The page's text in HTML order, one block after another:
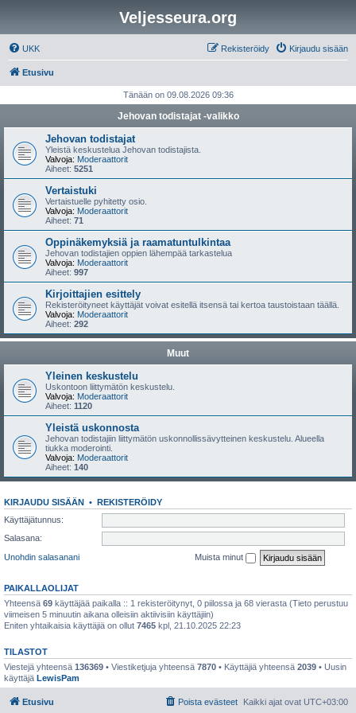
Veljesseura.org
UKK Kirjaudu sisään
Rekisteröidy
Etusivu
Tänään on 09.08.2026 09:36
Jehovan todistajat -valikko
Jehovan todistajat
Yleistä keskustelua Jehovan todistajista.
Valvoja: Moderaattorit
Aiheet: 5251
Vertaistuki
Vertaistuelle pyhitetty osio.
Valvoja: Moderaattorit
Aiheet: 71
Oppinäkemyksiä ja raamatuntulkintaa
Jehovan todistajien oppien lähempää tarkastelua
Valvoja: Moderaattorit
Aiheet: 997
Kirjoittajien esittely
Rekisteröityneet käyttäjät voivat esitellä itsensä tai kertoa taustoistaan täällä.
Valvoja: Moderaattorit
Aiheet: 292
Muut
Yleinen keskustelu
Uskontoon liittymätön keskustelu.
Valvoja: Moderaattorit
Aiheet: 1120
Yleistä uskonnosta
Jehovan todistajiin liittymätön uskonnollissävytteinen keskustelu. Alueella
tiukka moderointi.
Valvoja: Moderaattorit
Aiheet: 140
KIRJAUDU SISÄÄN • REKISTERÖIDY
Käyttäjätunnus:
Salasana:
Unohdin salasanani
Muista minut
PAIKALLAOLIJAT
Yhteensä 69 käyttäjää paikalla :: 1 rekisteröitynyt, 0 piilossa ja 68 vierasta (Tieto perustuu
viimeisen 5 minuutin aikana olleisiin aktiivisiin käyttäjiin)
Eniten yhtaikaisia käyttäjiä on ollut 7465 kpl, 21.10.2025 22:23
TILASTOT
Viestejä yhteensä 136369 • Viestiketjuja yhteensä 7870 • Käyttäjiä yhteensä 2039 • Uusin
käyttäjä LewisPam
Etusivu Kaikki ajat ovat UTC+03:00
Poista evästeet